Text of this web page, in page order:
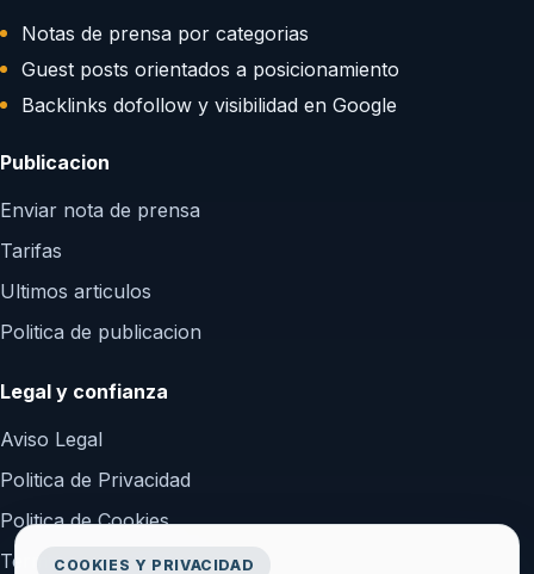
Notas de prensa por categorias
Guest posts orientados a posicionamiento
Backlinks dofollow y visibilidad en Google
Publicacion
Enviar nota de prensa
Tarifas
Ultimos articulos
Politica de publicacion
Legal y confianza
Aviso Legal
Politica de Privacidad
Politica de Cookies
Terminos y Condiciones
COOKIES Y PRIVACIDAD